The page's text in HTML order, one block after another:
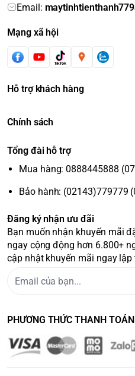
Email:
Mạng xã hội
Hỗ trợ khách hàng
Chính sách
Tổng đài hỗ trợ
Mua hàng: 0888445888
Bảo hành: (02143)779779
Đăng ký nhận ưu đãi
Bạn muốn nhận khuyến mãi
ngay cộng động hơn 6.800+
cập nhật khuyến mãi ngay lập
PHƯƠNG THỨC THANH TOÁN